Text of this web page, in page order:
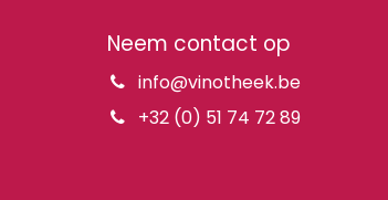
Neem contact op
info@vinotheek.be
+32 (0) 51 74 72 89